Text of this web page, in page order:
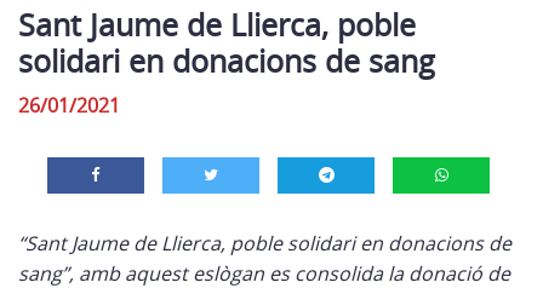
Sant Jaume de Llierca, poble
solidari en donacions de sang
26/01/2021
“Sant Jaume de Llierca, poble solidari en donacions de
sang”, amb aquest eslògan es consolida la donació de